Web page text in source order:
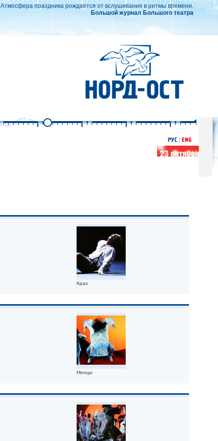
Атмосфера праздника рождается от вслушивания в ритмы времени.
Большой журнал Большого театра
Крах
Ненцы